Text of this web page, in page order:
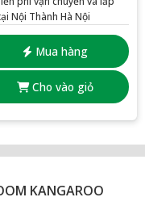
Mua hàng
Cho vào giỏ
Nội Thành Hà Nội
KANGAROO